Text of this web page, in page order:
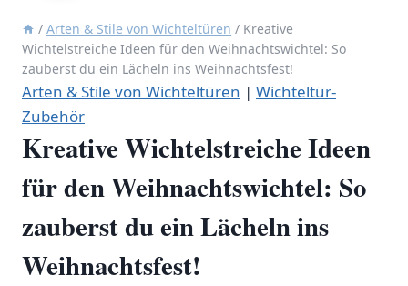
/ Arten & Stile von Wichteltüren / Kreative
Wichtelstreiche Ideen für den Weihnachtswichtel: So
zauberst du ein Lächeln ins Weihnachtsfest!
Arten & Stile von Wichteltüren | Wichteltür-
Zubehör
Kreative Wichtelstreiche Ideen
für den Weihnachtswichtel: So
zauberst du ein Lächeln ins
Weihnachtsfest!